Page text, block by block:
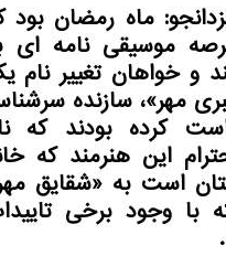
ماه رمضان بود
موسیقی نامه ای
و خواهان تغییر نام
مهر»، سازنده
كرده بودند كه
این هنرمند كه
است به «شقایق
با وجود برخی